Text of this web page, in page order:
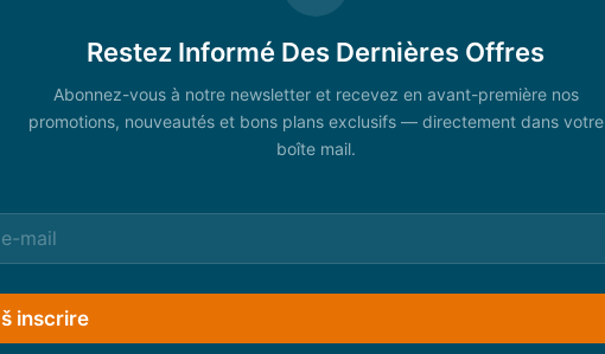
Restez Informé Des Dernières Offres
Abonnez-vous à notre newsletter et recevez en avant-première nos
promotions, nouveautés et bons plans exclusifs — directement dans votre
boîte mail.
š inscrire